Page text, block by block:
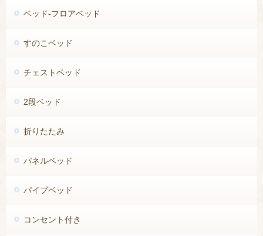
ベッド-フロアベッド
すのこベッド
チェストベッド
2段ベッド
折りたたみ
パネルベッド
パイプベッド
コンセント付き